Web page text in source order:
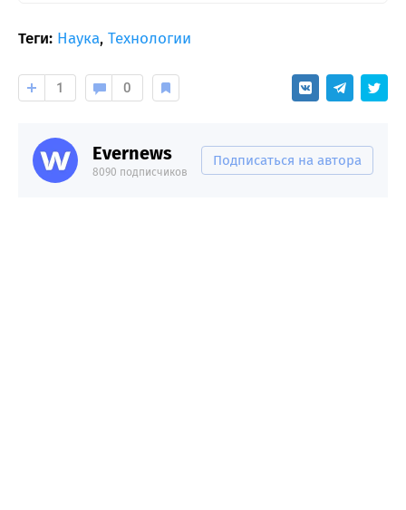
Теги: Наука, Технологии
1 0
Evernews
8090 подписчиков
Подписаться на автора